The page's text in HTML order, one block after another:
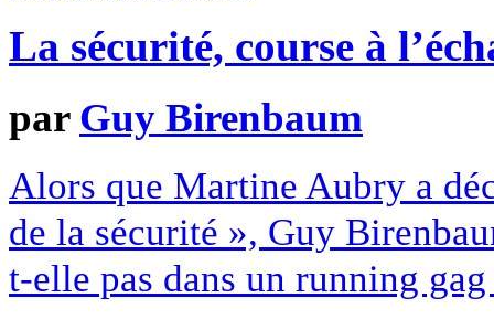
La sécurité, course à
par Guy Birenbaum
Alors que Martine Aubry a
de la sécurité », Guy
t-elle pas dans un running